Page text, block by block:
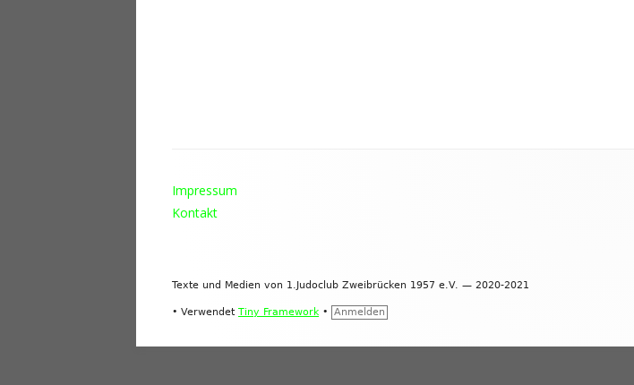
Inhalt
Impressum
Kontakt
Texte und Medien von 1.Judoclub Zweibrücken 1957 e.V. — 2020-2021
• Verwendet Tiny Framework • Anmelden